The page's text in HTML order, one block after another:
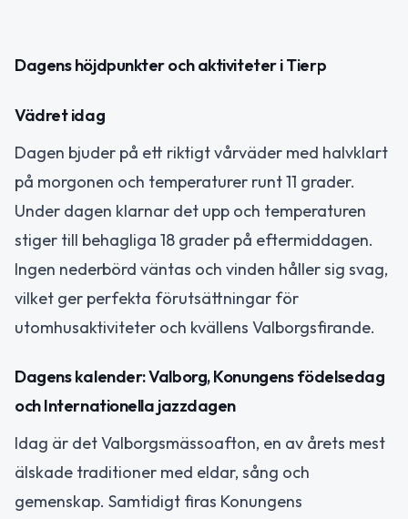
Dagens höjdpunkter och aktiviteter i Tierp
Vädret idag
Dagen bjuder på ett riktigt vårväder med halvklart
på morgonen och temperaturer runt 11 grader.
Under dagen klarnar det upp och temperaturen
stiger till behagliga 18 grader på eftermiddagen.
Ingen nederbörd väntas och vinden håller sig svag,
vilket ger perfekta förutsättningar för
utomhusaktiviteter och kvällens Valborgsfirande.
Dagens kalender: Valborg, Konungens födelsedag
och Internationella jazzdagen
Idag är det Valborgsmässoafton, en av årets mest
älskade traditioner med eldar, sång och
gemenskap. Samtidigt firas Konungens